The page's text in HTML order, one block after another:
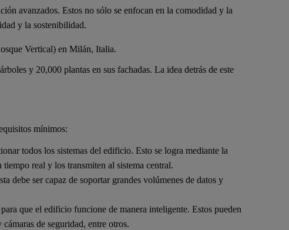
avanzados. Estos no sólo se enfocan en la comodidad y la
y la sostenibilidad.
Vertical) en Milán, Italia.
y 20,000 plantas en sus fachadas. La idea detrás de este
mínimos:
todos los sistemas del edificio. Esto se logra mediante la
real y los transmiten al sistema central.
debe ser capaz de soportar grandes volúmenes de datos y
que el edificio funcione de manera inteligente. Estos pueden
de seguridad, entre otros.